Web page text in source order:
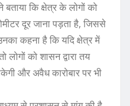
बताया कि क्षेत्र के लोगों को
दूर जाना पड़ता है, जिससे
कहना है कि यदि क्षेत्र में
लोगों को शासन द्वारा तय
और अवैध कारोबार पर भी